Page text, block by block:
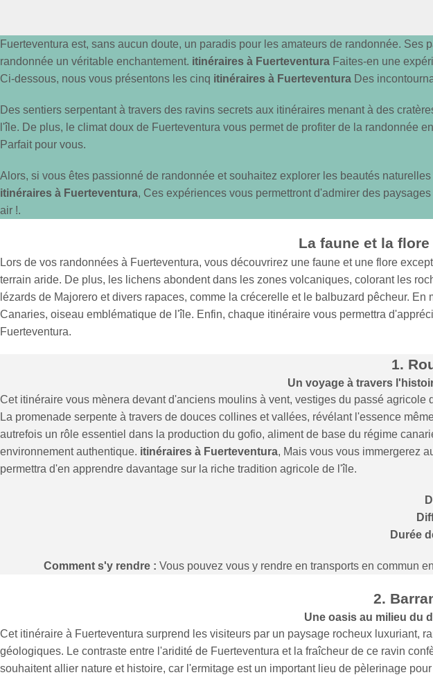
Fuerteventura est, sans aucun doute, un paradis pour les amateurs de randonnée.
randonnée un véritable enchantement. itinéraires à Fuerteventura Faites-en une
Ci-dessous, nous vous présentons les cinq itinéraires à Fuerteventura Des
Des sentiers serpentant à travers des ravins secrets aux itinéraires menant à des
l'île. De plus, le climat doux de Fuerteventura vous permet de profiter de la randonnée
Parfait pour vous.
Alors, si vous êtes passionné de randonnée et souhaitez explorer les beautés
itinéraires à Fuerteventura, Ces expériences vous permettront d'admirer des
air !.
La faune et la
Lors de vos randonnées à Fuerteventura, vous découvrirez une faune et une flore
terrain aride. De plus, les lichens abondent dans les zones volcaniques, colorant les
lézards de Majorero et divers rapaces, comme la crécerelle et le balbuzard pêcheur.
Canaries, oiseau emblématique de l'île. Enfin, chaque itinéraire vous permettra
Fuerteventura.
1.
Un voyage à travers
Cet itinéraire vous mènera devant d'anciens moulins à vent, vestiges du passé
La promenade serpente à travers de douces collines et vallées, révélant l'essence
autrefois un rôle essentiel dans la production du gofio, aliment de base du régime
environnement authentique. itinéraires à Fuerteventura, Mais vous vous immergerez
permettra d'en apprendre davantage sur la riche tradition agricole de l'île.
Durée
Comment s'y rendre : Vous pouvez vous y rendre en transports en commun
2.
Une oasis au milieu du
Cet itinéraire à Fuerteventura surprend les visiteurs par un paysage rocheux luxuriant,
géologiques. Le contraste entre l'aridité de Fuerteventura et la fraîcheur de ce ravin
souhaitent allier nature et histoire, car l'ermitage est un important lieu de pèlerinage